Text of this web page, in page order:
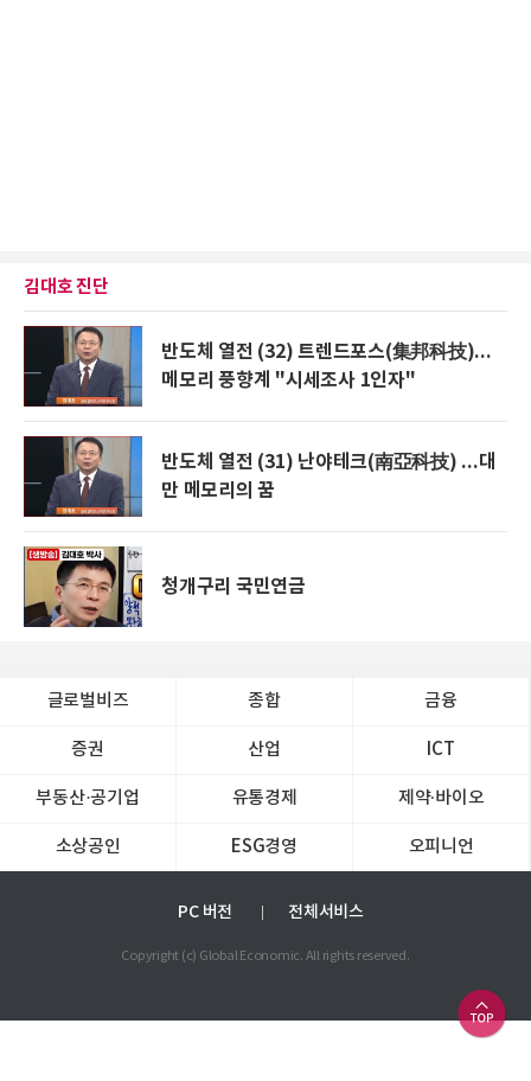
김대호 진단
반도체 열전 (32) 트렌드포스(集邦科技)...
메모리 풍향계 "시세조사 1인자"
반도체 열전 (31) 난야테크(南亞科技) ...대
만 메모리의 꿈
청개구리 국민연금
글로벌비즈 종합 금융
증권 산업 ICT
부동산·공기업 유통경제 제약∙바이오
소상공인 ESG경영 오피니언
PC 버전 전체서비스
Copyright (c) Global Economic. All rights reserved.